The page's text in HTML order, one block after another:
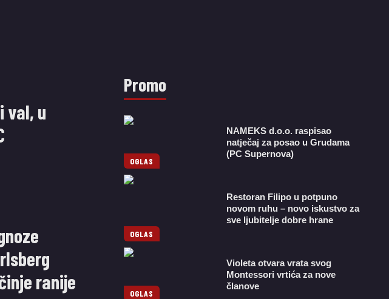
val, u
ranije
Promo
OGLAS
NAMEKS d.o.o. raspisao
natječaj za posao u Grudama
(PC Supernova)
OGLAS
Restoran Filipo u potpuno
novom ruhu – novo iskustvo za
sve ljubitelje dobre hrane
OGLAS
Violeta otvara vrata svog
Montessori vrtića za nove
članove